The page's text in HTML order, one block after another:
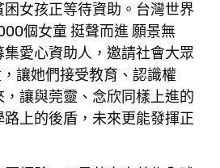
女孩正等待資助。台灣世界
個女童挺聲而進願景無
愛心資助人，邀請社會大眾
讓她們接受教育、認識權
讓與莞靈、念欣同樣上進的
上的後盾，未來更能發揮正